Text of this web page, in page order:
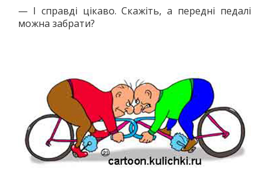
— І справді цікаво. Скажіть, а передні педалі
можна забрати?